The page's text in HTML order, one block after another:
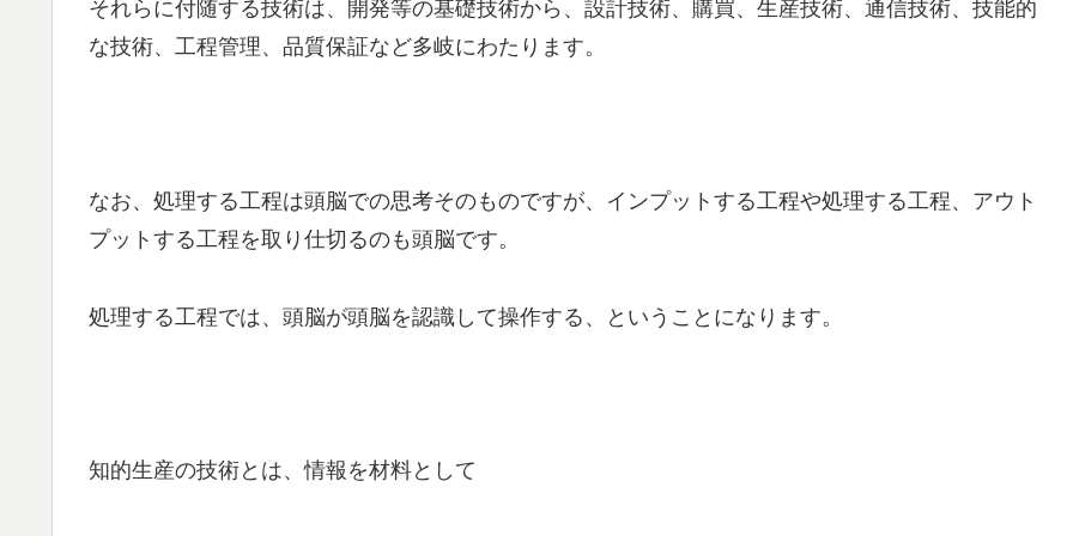
それらに付随する技術は、開発等の基礎技術から、設計技術、購買、生産技術、通信技術、技能的
な技術、工程管理、品質保証など多岐にわたります。
なお、処理する工程は頭脳での思考そのものですが、インプットする工程や処理する工程、アウト
プットする工程を取り仕切るのも頭脳です。
処理する工程では、頭脳が頭脳を認識して操作する、ということになります。
知的生産の技術とは、情報を材料として